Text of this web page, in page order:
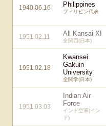
1940.06.16 Philippines
フィリピン代表
1951.02.11 All Kansai XI
全関西(日本)
1951.02.18
Kwansei
Gakuin
University
全関学(日本)
1951.03.03
Indian Air
Force
インド空軍(イン
ド)